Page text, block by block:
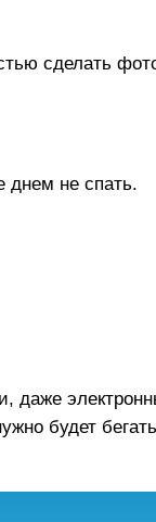
сделать
днем не спать.
даже
будет